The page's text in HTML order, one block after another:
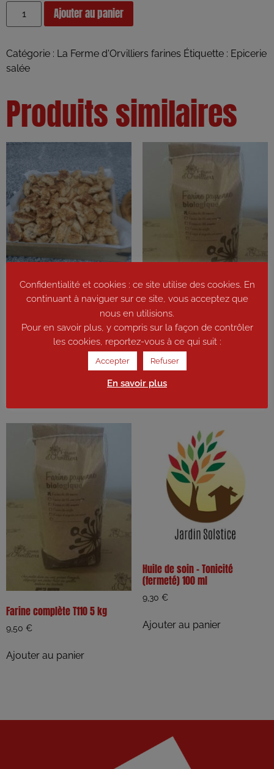
Ajouter au panier
Catégorie : La Ferme d'Orvilliers farines Étiquette : Epicerie
salée
Produits similaires
Bouchées apéro au comté 100
Ajouter au panier
Farine de blé semi complète
T80 5 kg
9,75€
Ajouter au panier
Farine complète T110 5 kg
9,50 €
Ajouter au panier
Huile de soin – Tonicité
(fermeté) 100 ml
9,30 €
Ajouter au panier
Confidentialité et cookies : ce site utilise des cookies. En
continuant à naviguer sur ce site, vous acceptez que
nous en utilisions.
Pour en savoir plus, y compris sur la façon de contrôler
les cookies, reportez-vous à ce qui suit :
Accepter Refuser
En savoir plus